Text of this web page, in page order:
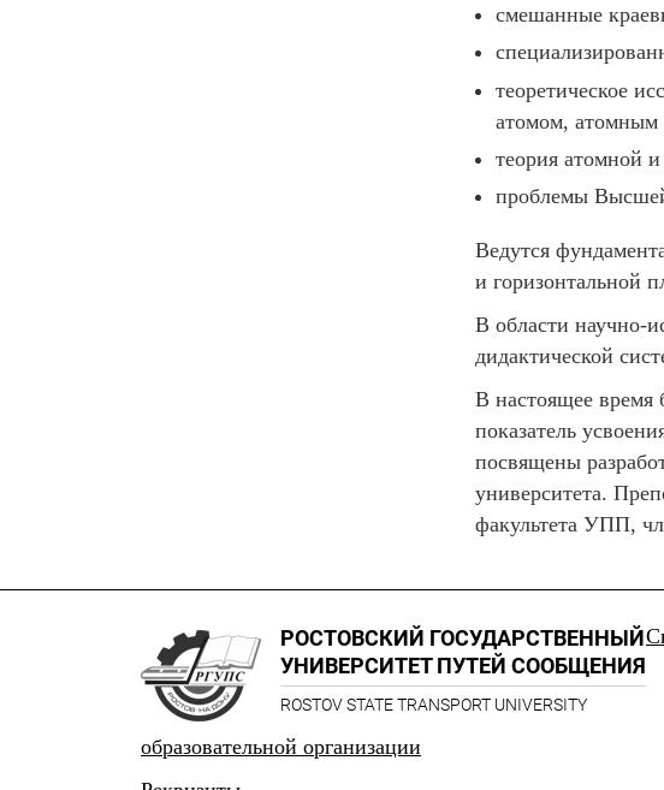
смешанные
теоретическое
атомом, атомным
теория атомной
проблемы
Ведутся
и горизонтальной
В области научно-
дидактической
В настоящее время
показатель
посвящены
университета.
факультета УПП,
РОСТОВСКИЙ ГОСУДАРСТВЕННЫЙ
УНИВЕРСИТЕТ ПУТЕЙ СООБЩЕНИЯ
ROSTOV STATE TRANSPORT UNIVERSITY
образовательной организации